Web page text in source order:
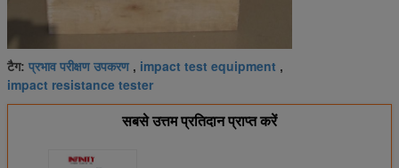
टैग: प्रभाव परीक्षण उपकरण , impact test equipment ,
impact resistance tester
सबसे उत्तम प्रतिदान प्राप्त करें